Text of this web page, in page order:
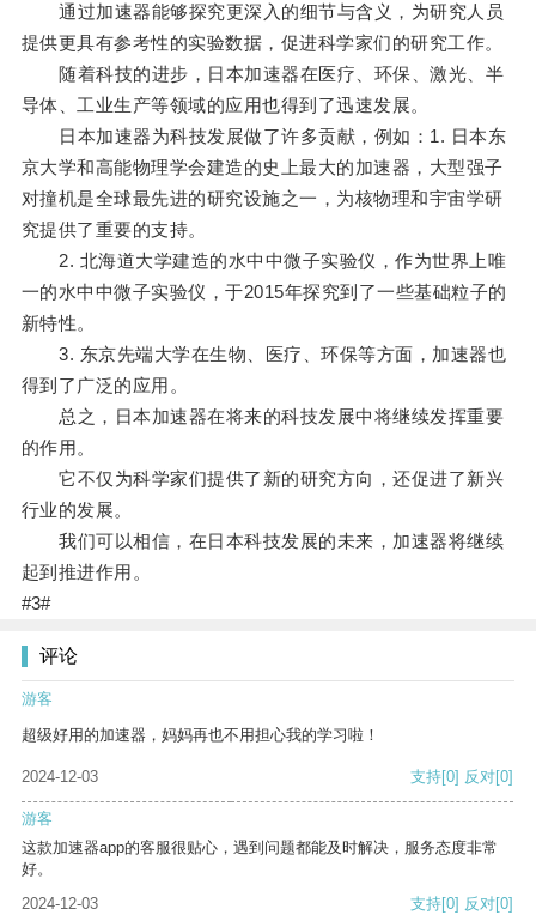
通过加速器能够探究更深入的细节与含义，为研究人员
提供更具有参考性的实验数据，促进科学家们的研究工作。
随着科技的进步，日本加速器在医疗、环保、激光、半
导体、工业生产等领域的应用也得到了迅速发展。
日本加速器为科技发展做了许多贡献，例如：1. 日本东
京大学和高能物理学会建造的史上最大的加速器，大型强子
对撞机是全球最先进的研究设施之一，为核物理和宇宙学研
究提供了重要的支持。
2. 北海道大学建造的水中中微子实验仪，作为世界上唯
一的水中中微子实验仪，于2015年探究到了一些基础粒子的
新特性。
3. 东京先端大学在生物、医疗、环保等方面，加速器也
得到了广泛的应用。
总之，日本加速器在将来的科技发展中将继续发挥重要
的作用。
它不仅为科学家们提供了新的研究方向，还促进了新兴
行业的发展。
我们可以相信，在日本科技发展的未来，加速器将继续
起到推进作用。
#3#
评论
游客
超级好用的加速器，妈妈再也不用担心我的学习啦！
2024-12-03 支持[0] 反对[0]
游客
这款加速器app的客服很贴心，遇到问题都能及时解决，服务态度非常
好。
2024-12-03
支持[0] 反对[0]